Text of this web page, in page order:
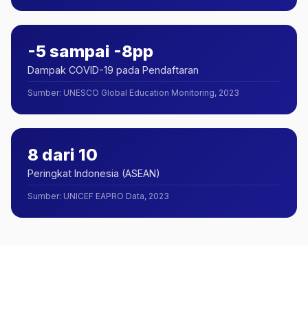
-5 sampai -8pp
Dampak COVID-19 pada Pendaftaran
Sumber: UNESCO Global Education Monitoring, 2023
8 dari 10
Peringkat Indonesia (ASEAN)
Sumber: UNICEF EAPRO Data, 2023